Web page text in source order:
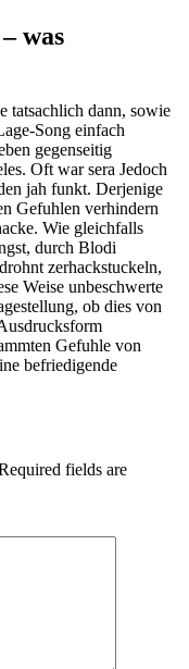
was
tatsachlich dann, sowie
Song einfach
gegenseitig
Oft war sera Jedoch
jah funkt. Derjenige
Gefuhlen verhindern
Wie gleichfalls
durch Blodi
zerhackstuckeln,
Weise unbeschwerte
ob dies von
Gefuhle von
befriedigende
fields are